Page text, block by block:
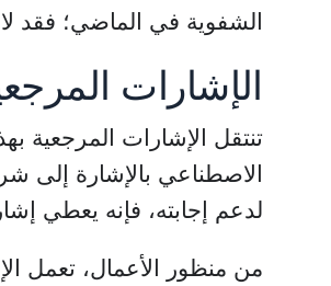
الشفوية في الماضي؛ فقد
الإشارات
تنتقل الإشارات المرجعية
الاصطناعي بالإشارة إلى
لدعم إجابته، فإنه يعطي
من منظور الأعمال، تعمل